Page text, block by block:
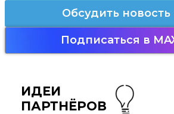
Обсудить новость
Подписаться в
ИДЕИ
ПАРТНЁРОВ